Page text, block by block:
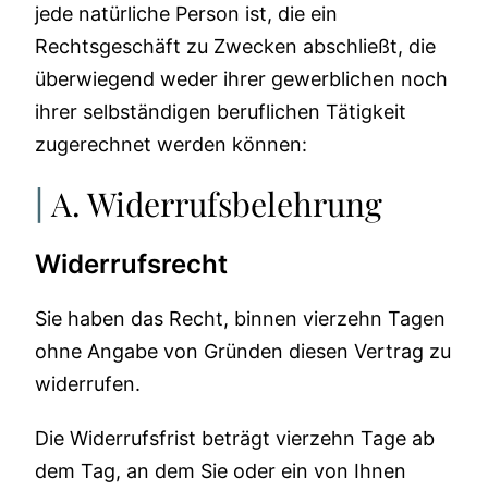
jede natürliche Person ist, die ein
Rechtsgeschäft zu Zwecken abschließt, die
überwiegend weder ihrer gewerblichen noch
ihrer selbständigen beruflichen Tätigkeit
zugerechnet werden können:
A. Widerrufsbelehrung
Widerrufsrecht
Sie haben das Recht, binnen vierzehn Tagen
ohne Angabe von Gründen diesen Vertrag zu
widerrufen.
Die Widerrufsfrist beträgt vierzehn Tage ab
dem Tag, an dem Sie oder ein von Ihnen